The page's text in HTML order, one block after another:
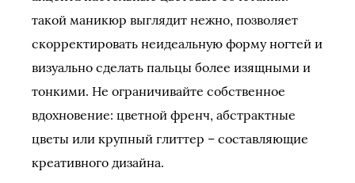
такой маникюр выглядит нежно, позволяет
скорректировать неидеальную форму ногтей и
визуально сделать пальцы более изящными и
тонкими. Не ограничивайте собственное
вдохновение: цветной френч, абстрактные
цветы или крупный глиттер – составляющие
креативного дизайна.